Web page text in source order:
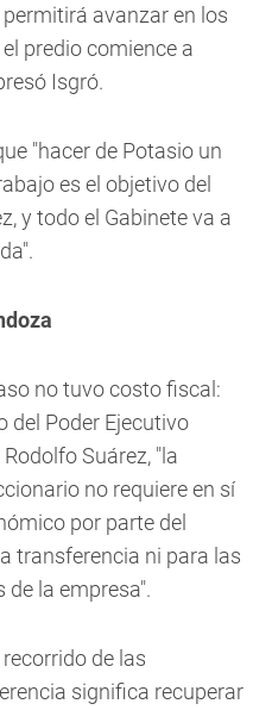
avanzar en los
predio comience a
Isgró.
"hacer de Potasio un
es el objetivo del
y todo el Gabinete va a
no tuvo costo fiscal:
del Poder Ejecutivo
Suárez, "la
no requiere en sí
por parte del
transferencia ni para las
la empresa".
de las
significa recuperar